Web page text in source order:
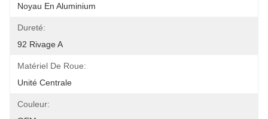
Noyau En Aluminium
Dureté:
92 Rivage A
Matériel De Roue:
Unité Centrale
Couleur: